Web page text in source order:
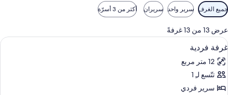
عوامل
التصفية
المتاحة
للغرف
جميع الغرف سرير واحد سريران أكثر من 3 أسرّة
عرض 13 من 13 غرفةً
استعراض
جميع
صور
غرفة
فردية
ميني بار وخزنة داخل الغرفة ومكتب
6
غرفة فردية
12 متر مربع
تتّسع لـِ 1
سرير فردي